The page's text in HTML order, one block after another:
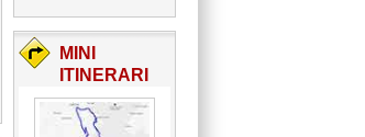
MINI
ITINERARI